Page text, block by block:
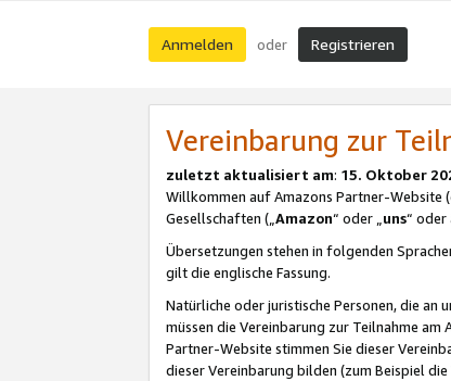
Anmelden oder Registrieren
Vereinbarung zur
zuletzt aktualisiert am: 15. Oktober
Willkommen auf Amazons Partner-Website
Gesellschaften („Amazon“ oder „uns“ oder
Übersetzungen stehen in folgenden
gilt die englische Fassung.
Natürliche oder juristische Personen, die an
müssen die Vereinbarung zur Teilnahme
Partner-Website stimmen Sie dieser
dieser Vereinbarung bilden (zum Beispiel